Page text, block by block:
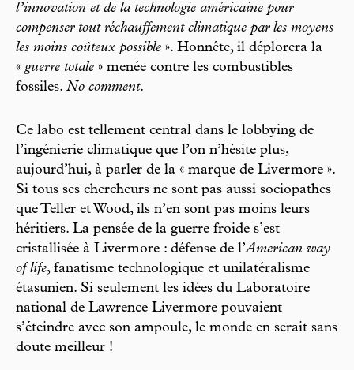
l’innovation et de la technologie américaine pour
compenser tout réchauffement climatique par les moyens
les moins coûteux possible ». Honnête, il déplorera la
« guerre totale » menée contre les combustibles
fossiles. No comment.
Ce labo est tellement central dans le lobbying de
l’ingénierie climatique que l’on n’hésite plus,
aujourd’hui, à parler de la « marque de Livermore ».
Si tous ses chercheurs ne sont pas aussi sociopathes
que Teller et Wood, ils n’en sont pas moins leurs
héritiers. La pensée de la guerre froide s’est
cristallisée à Livermore : défense de l’American way
of life, fanatisme technologique et unilatéralisme
étasunien. Si seulement les idées du Laboratoire
national de Lawrence Livermore pouvaient
s’éteindre avec son ampoule, le monde en serait sans
doute meilleur !